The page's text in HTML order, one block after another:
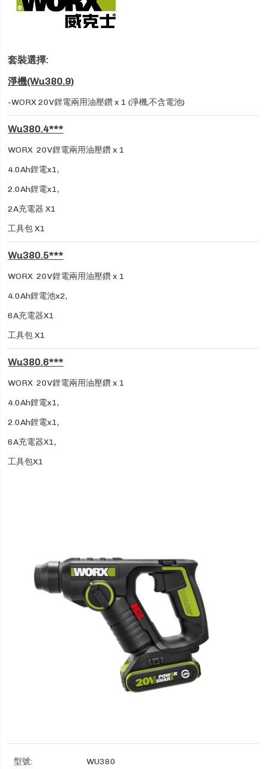
套裝選擇:
淨機(Wu380.9)
-WORX 20V鋰電兩用油壓鑽 x 1 (淨機,不含電池)
Wu380.4***
WORX 20V鋰電兩用油壓鑽 x 1
4.0Ah鋰電x1,
2.0Ah鋰電x1,
2A充電器 X1
工具包 X1
Wu380.5***
WORX 20V鋰電兩用油壓鑽 x 1
4.0Ah鋰電池x2,
6A充電器X1
工具包 X1
Wu380.6***
WORX 20V鋰電兩用油壓鑽 x 1
4.0Ah鋰電x1,
2.0Ah鋰電x1,
6A充電器X1,
工具包X1
型號: WU380